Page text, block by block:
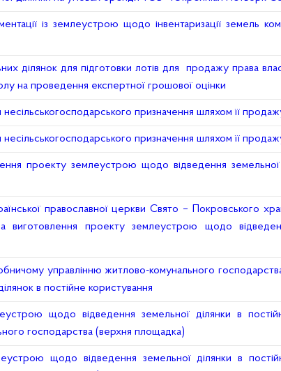
із землеустрою щодо інвентаризації земель
ділянок для підготовки лотів для продажу права
на проведення експертної грошової оцінки
несільськогосподарського призначення шляхом її
несільськогосподарського призначення шляхом її
проекту землеустрою щодо відведення
православної церкви Свято – Покровського
виготовлення проекту землеустрою щодо
управлінню житлово-комунального
в постійне користування
щодо відведення земельної ділянки в
господарства (верхня площадка)
щодо відведення земельної ділянки в